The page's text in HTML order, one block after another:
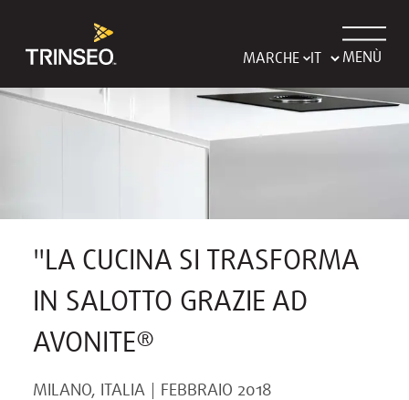
MARCHE MENÙ
"LA CUCINA SI TRASFORMA
IN SALOTTO GRAZIE AD
AVONITE®
MILANO, ITALIA FEBBRAIO 2018